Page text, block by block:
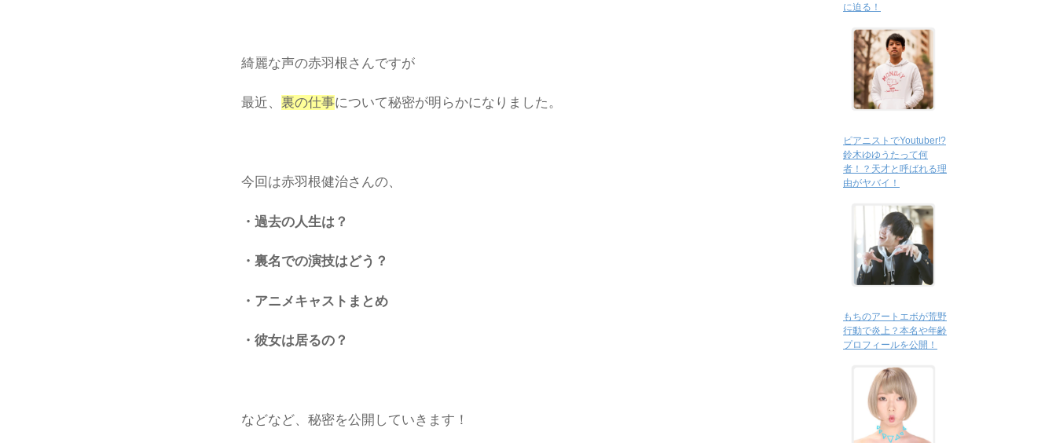
綺麗な声の赤羽根さんですが
最近、 裏の仕事について秘密が明らかになりました。
今回は赤羽根健治さんの、
・過去の人生は？
・裏名での演技はどう？
・アニメキャストまとめ
・彼女は居るの？
などなど、秘密を公開していきます！
に迫る！
ピアニストでYoutuber!?
鈴木ゆゆうたって何
者！？天才と呼ばれる理
由がヤバイ！
もちのアートエボが荒野
行動で炎上？本名や年齢
プロフィールを公開！